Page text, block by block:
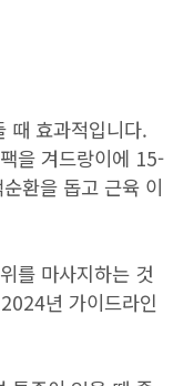
때 효과적입니다.
을 겨드랑이에 15-
환을 돕고 근육 이
를 마사지하는 것
년 가이드라인